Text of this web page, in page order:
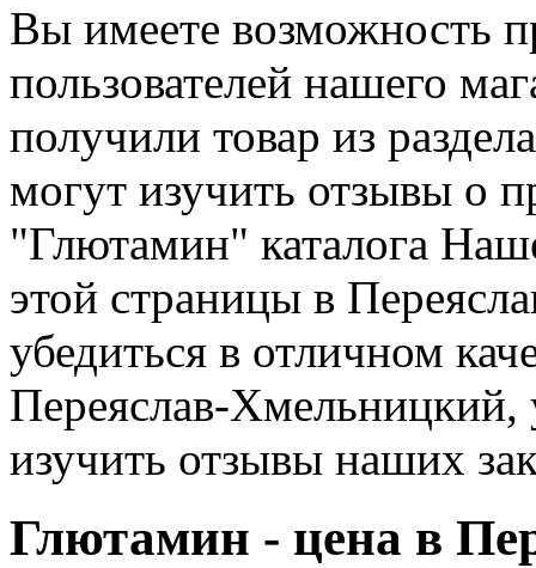
Вы имеете возможность
пользователей нашего
получили товар из
могут изучить отзывы о
"Глютамин" каталога
этой страницы в
убедиться в отличном
Переяслав-Хмельницкий,
изучить отзывы наших
Глютамин - цена в